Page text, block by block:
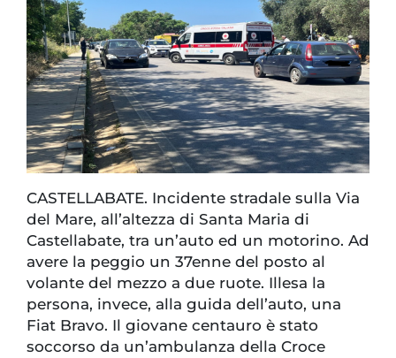
CASTELLABATE. Incidente stradale sulla Via
del Mare, all’altezza di Santa Maria di
Castellabate, tra un’auto ed un motorino. Ad
avere la peggio un 37enne del posto al
volante del mezzo a due ruote. Illesa la
persona, invece, alla guida dell’auto, una
Fiat Bravo. Il giovane centauro è stato
soccorso da un’ambulanza della Croce